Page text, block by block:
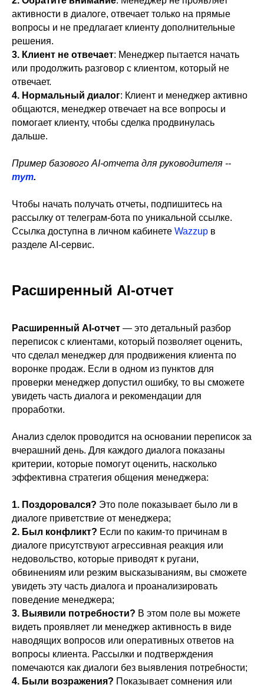
активности в диалоге, отвечает только на прямые
вопросы и не предлагает клиенту дополнительные
решения.
3. Клиент не отвечает: Менеджер пытается начать
или продолжить разговор с клиентом, который не
отвечает.
4. Нормальный диалог: Клиент и менеджер активно
общаются, менеджер отвечает на все вопросы и
помогает клиенту, чтобы сделка продвинулась
дальше.
Пример базового AI-отчета для руководителя --
тут.
Чтобы начать получать отчеты, подпишитесь на
рассылку от телеграм-бота по уникальной ссылке.
Ссылка доступна в личном кабинете Wazzup в
разделе AI-сервис.
Расширенный AI-отчет
Расширенный AI-отчет — это детальный разбор
переписок с клиентами, который позволяет оценить,
что сделал менеджер для продвижения клиента по
воронке продаж. Если в одном из пунктов для
проверки менеджер допустил ошибку, то вы сможете
увидеть часть диалога и рекомендации для
проработки.
Анализ сделок проводится на основании переписок за
вчерашний день. Для каждого диалога показаны
критерии, которые помогут оценить, насколько
эффективна стратегия общения менеджера:
1. Поздоровался? Это поле показывает было ли в
диалоге приветствие от менеджера;
2. Был конфликт? Если по каким-то причинам в
диалоге присутствуют агрессивная реакция или
недовольство, которые приводят к ругани,
обвинениям или резким высказываниям, вы сможете
увидеть эту часть диалога и проанализировать
поведение менеджера;
3. Выявили потребности? В этом поле вы можете
видеть проявляет ли менеджер активность в виде
наводящих вопросов или оперативных ответов на
вопросы клиента. Рассылки и подтверждения
помечаются как диалоги без выявления потребности;
4. Были возражения? Показывает сомнения или